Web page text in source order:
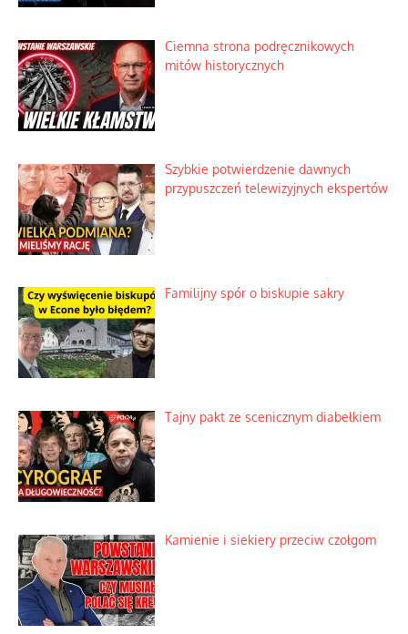
Ciemna strona podręcznikowych
mitów historycznych
Szybkie potwierdzenie dawnych
przypuszczeń telewizyjnych ekspertów
Familijny spór o biskupie sakry
Tajny pakt ze scenicznym diabełkiem
Kamienie i siekiery przeciw czołgom